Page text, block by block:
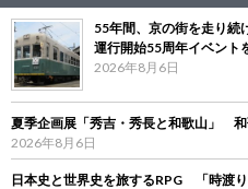
55年間、京の街を走り続
運行開始55周年イベント
2026年8月6日
夏季企画展「秀吉・秀長と和歌山」
2026年8月6日
日本史と世界史を旅するRPG 「時渡